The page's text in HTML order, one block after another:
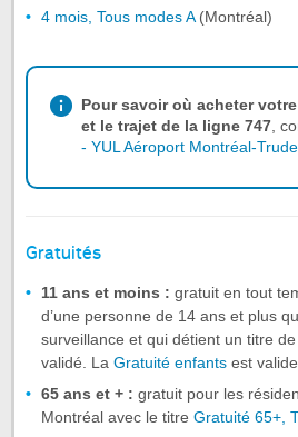
4 mois, Tous modes A(Montréal)
Pour savoir où acheter
et le trajet de la ligne 747 ,
- YUL Aéroport Montréal-
Gratuités
11 ans et moins : gratuit en tout
d’une personne de 14 ans et plus
surveillance et qui détient un titre
validé. La Gratuité enfants est
65 ans et + : gratuit pour les
Montréal avec le titre Gratuité 65+,